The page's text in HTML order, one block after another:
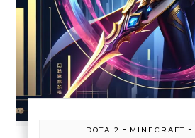
DOTA 2 - MINECRAFT -